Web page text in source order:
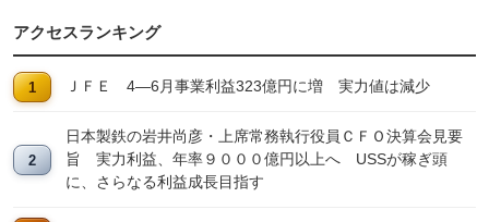
アクセスランキング
ＪＦＥ 4―6月事業利益323億円に増 実力値は減少
日本製鉄の岩井尚彦・上席常務執行役員ＣＦＯ決算会見要
旨 実力利益、年率９０００億円以上へ USSが稼ぎ頭
に、さらなる利益成長目指す